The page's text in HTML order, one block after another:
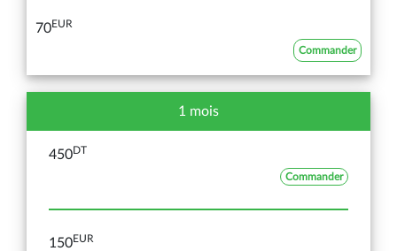
70EUR
Commander
1 mois
450DT
Commander
150EUR